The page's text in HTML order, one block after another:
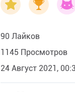
90 Лайков
1145 Просмотров
24 Август 2021,